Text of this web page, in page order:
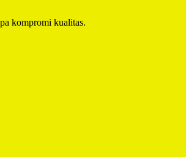
kompromi kualitas.